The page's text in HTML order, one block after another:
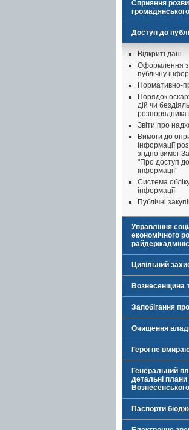
Сприяння
Доступ до
Відкриті дані
Оформлення
публічну
Нормативно-
Порядок
дій чи
розпорядника
Звіти про
Вимоги до
інформації
згідно вимог
"Про доступ до
інформації"
Система
інформації
Публічні
Управління
економічного
Цивільний
Вознесенщина
Запобігання
Очищення
Герої не
Генеральний
детальні плани
Паспорти